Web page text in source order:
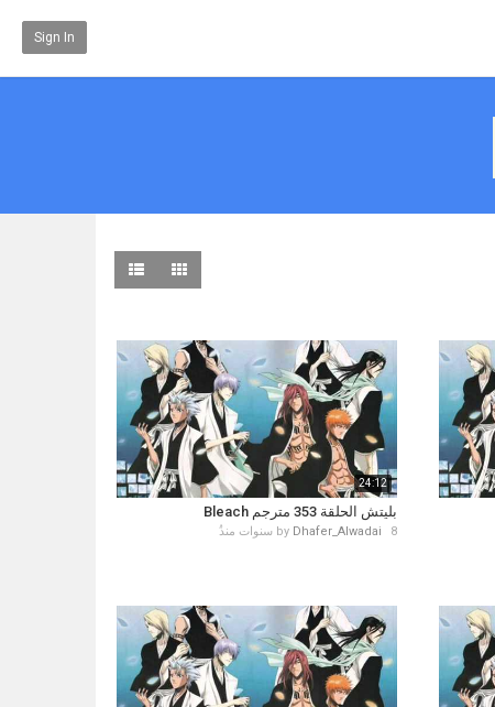
Sign In
24:12
بليتش الحلقة 353 مترجم Bleach
by Dhafer_Alwadai 8 سنوات منذُ